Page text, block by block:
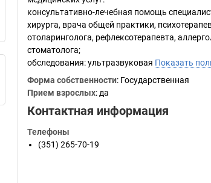
консультативно-лечебная помощь
хирурга, врача общей практики,
отоларинголога, рефлексотерапевта,
стоматолога;
обследования: ультразвуковая Показать
Форма собственности: Государственная
Прием взрослых: да
Контактная информация
Телефоны
(351) 265-70-19